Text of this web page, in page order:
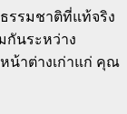
รรมชาติที่แท้จริง
กันระหว่าง
น้าต่างเก่าแก่ คุณ